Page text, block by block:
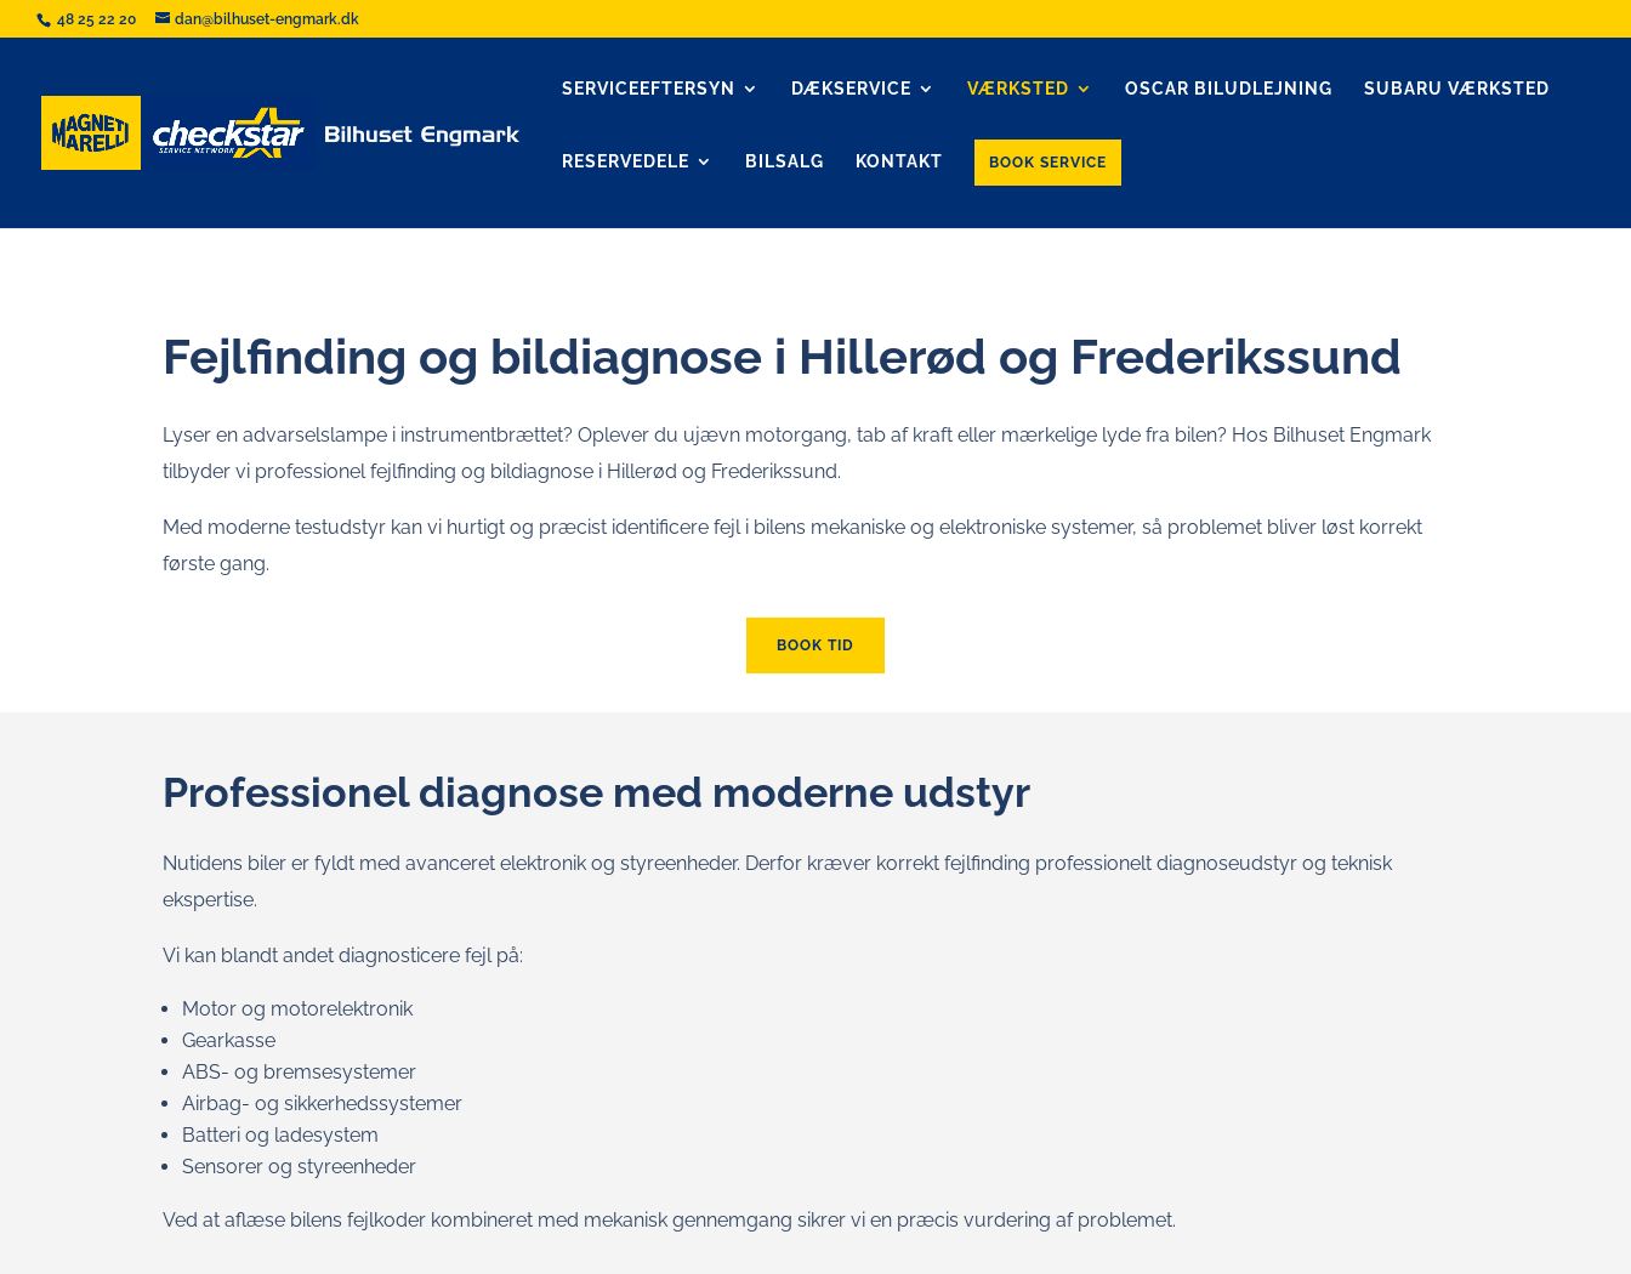
48 25 22 20 dan@bilhuset-engmark.dk
SERVICEEFTERSYN DÆKSERVICE VÆRKSTED OSCAR BILUDLEJNING SUBARU VÆRKSTED
RESERVEDELE BILSALG KONTAKT BOOK SERVICE
Fejlfinding og bildiagnose i Hillerød og Frederikssund
Lyser en advarselslampe i instrumentbrættet? Oplever du ujævn motorgang, tab af kraft eller mærkelige lyde fra bilen? Hos Bilhuset Engmark
tilbyder vi professionel fejlfinding og bildiagnose i Hillerød og Frederikssund.
Med moderne testudstyr kan vi hurtigt og præcist identificere fejl i bilens mekaniske og elektroniske systemer, så problemet bliver løst korrekt
første gang.
BOOK TID
Professionel diagnose med moderne udstyr
Nutidens biler er fyldt med avanceret elektronik og styreenheder. Derfor kræver korrekt fejlfinding professionelt diagnoseudstyr og teknisk
ekspertise.
Vi kan blandt andet diagnosticere fejl på:
Motor og motorelektronik
Gearkasse
ABS- og bremsesystemer
Airbag- og sikkerhedssystemer
Batteri og ladesystem
Sensorer og styreenheder
Ved at aflæse bilens fejlkoder kombineret med mekanisk gennemgang sikrer vi en præcis vurdering af problemet.